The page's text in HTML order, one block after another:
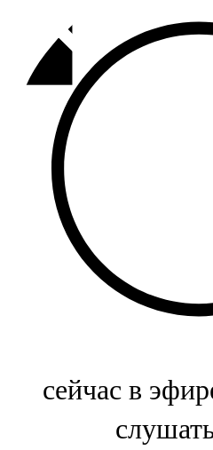
92,9 FM
Базарлы матак
107,1 FM
Балык бистәсе
104,9 FM
Баулы
107,5 FM
Биләр
Болгар
сейчас в